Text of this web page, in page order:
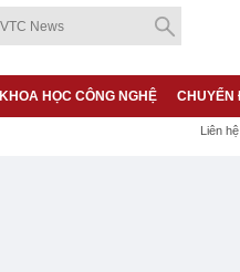
KHOA HỌC CÔNG NGHỆ CHUYỂN
Liên